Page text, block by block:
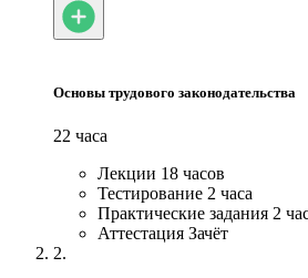
Основы трудового законодательства
22 часа
Лекции 18 часов
Тестирование 2 часа
Практические задания 2
Аттестация Зачёт
2.